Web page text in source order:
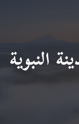
النبوية